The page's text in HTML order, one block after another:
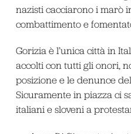
nazisti cacciarono i marò
combattimento e
Gorizia è l’unica città in
accolti con tutti gli onori,
posizione e le denunce
Sicuramente in piazza ci
italiani e sloveni a